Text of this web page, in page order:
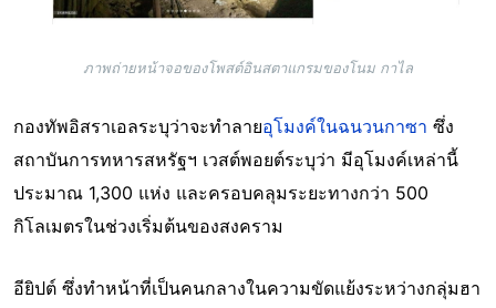
ภาพถ่ายหน้าจอของโพสต์อินสตาแกรมของโนม กาไล
กองทัพอิสราเอลระบุว่าจะทำลายอุโมงค์ในฉนวนกาซา ซึ่ง
สถาบันการทหารสหรัฐฯ เวสต์พอยต์ระบุว่า มีอุโมงค์เหล่านี้
ประมาณ 1,300 แห่ง และครอบคลุมระยะทางกว่า 500
กิโลเมตรในช่วงเริ่มต้นของสงคราม
อียิปต์ ซึ่งทำหน้าที่เป็นคนกลางในความขัดแย้งระหว่างกลุ่มฮา